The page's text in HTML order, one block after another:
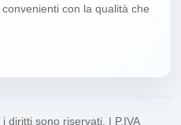
con la qualità che
diritti sono riservati. | P.IVA